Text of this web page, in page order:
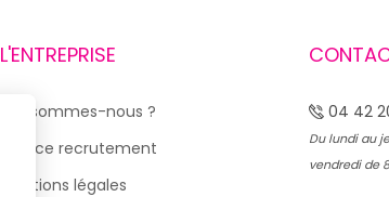
L'ENTREPRISE
Qui sommes-nous ?
Espace recrutement
Mentions légales
04 42
Du lundi au
vendredi de